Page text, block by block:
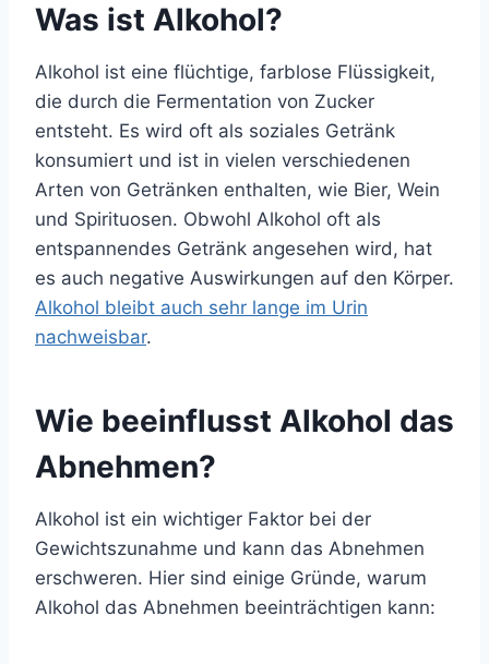
Was ist Alkohol?
Alkohol ist eine flüchtige, farblose Flüssigkeit,
die durch die Fermentation von Zucker
entsteht. Es wird oft als soziales Getränk
konsumiert und ist in vielen verschiedenen
Arten von Getränken enthalten, wie Bier, Wein
und Spirituosen. Obwohl Alkohol oft als
entspannendes Getränk angesehen wird, hat
es auch negative Auswirkungen auf den Körper.
Alkohol bleibt auch sehr lange im Urin
nachweisbar.
Wie beeinflusst Alkohol das
Abnehmen?
Alkohol ist ein wichtiger Faktor bei der
Gewichtszunahme und kann das Abnehmen
erschweren. Hier sind einige Gründe, warum
Alkohol das Abnehmen beeinträchtigen kann: